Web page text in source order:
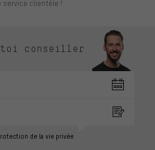
service clientèle !
toi conseiller
de la vie privée